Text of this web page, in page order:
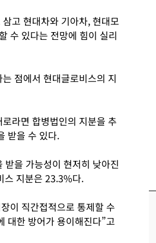
고 현대차와 기아차, 현대모
수 있다는 전망에 힘이 실리
점에서 현대글로비스의 지
라면 합병법인의 지분을 추
받을 수 있다.
을 가능성이 현저히 낮아진
스 지분은 23.3%다.
이 직간접적으로 통제할 수
대한 방어가 용이해진다”고